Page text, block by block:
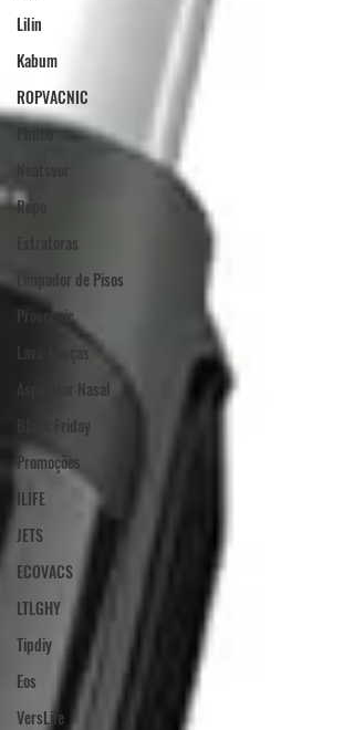
Lilin
Kabum
ROPVACNIC
Philco
Ropo
Extratoras
Limpador de Pisos
Proscenic
Lava-Louças
Aspirador Nasal
Black Friday
Promoções
ILIFE
JETS
ECOVACS
LTLGHY
Tipdiy
Eos
VersLife